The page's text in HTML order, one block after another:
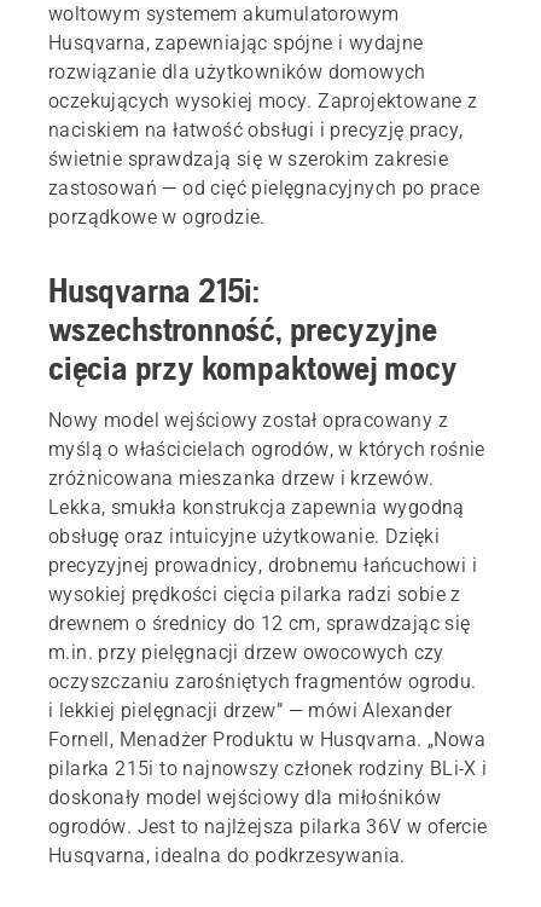
woltowym systemem akumulatorowym
Husqvarna, zapewniając spójne i wydajne
rozwiązanie dla użytkowników domowych
oczekujących wysokiej mocy. Zaprojektowane z
naciskiem na łatwość obsługi i precyzję pracy,
świetnie sprawdzają się w szerokim zakresie
zastosowań — od cięć pielęgnacyjnych po prace
porządkowe w ogrodzie.
Husqvarna 215i:
wszechstronność, precyzyjne
cięcia przy kompaktowej mocy
Nowy model wejściowy został opracowany z
myślą o właścicielach ogrodów, w których rośnie
zróżnicowana mieszanka drzew i krzewów.
Lekka, smukła konstrukcja zapewnia wygodną
obsługę oraz intuicyjne użytkowanie. Dzięki
precyzyjnej prowadnicy, drobnemu łańcuchowi i
wysokiej prędkości cięcia pilarka radzi sobie z
drewnem o średnicy do 12 cm, sprawdzając się
m.in. przy pielęgnacji drzew owocowych czy
oczyszczaniu zarośniętych fragmentów ogrodu.
i lekkiej pielęgnacji drzew” — mówi Alexander
Fornell, Menadżer Produktu w Husqvarna. „Nowa
pilarka 215i to najnowszy członek rodziny BLi‑X i
doskonały model wejściowy dla miłośników
ogrodów. Jest to najlżejsza pilarka 36V w ofercie
Husqvarna, idealna do podkrzesywania.